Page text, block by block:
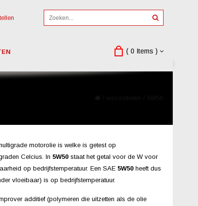
( 0 Items )
motorolie is welke is getest op
Celcius. In5W50 staat het getal voor de W voor
op bedrijfstemperatuur. Een SAE5W50 heeft dus
vloeibaar) is op bedrijfstemperatuur.
additief (polymeren die uitzetten als de olie